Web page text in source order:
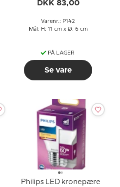
DKK 83,00
Varenr.: P142
Mål: H: 11 cm x Ø: 6 cm
PÅ LAGER
Se vare
Philips LED kronepære